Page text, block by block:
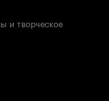
и творческое